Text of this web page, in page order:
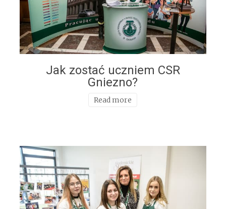
Jak zostać uczniem CSR
Gniezno?
Read more